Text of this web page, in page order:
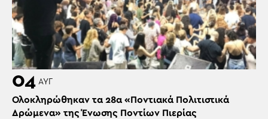
04 ΑΥΓ
Ολοκληρώθηκαν τα 28α «Ποντιακά Πολιτιστικά
Δρώμενα» της Ένωσης Ποντίων Πιερίας